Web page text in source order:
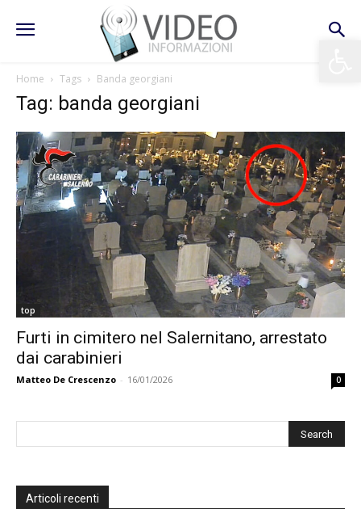
Home Tags Banda georgiani
Tag: banda georgiani
top
Furti in cimitero nel Salernitano, arrestato
dai carabinieri
Matteo De Crescenzo - 16/01/2026 0
Articoli recenti